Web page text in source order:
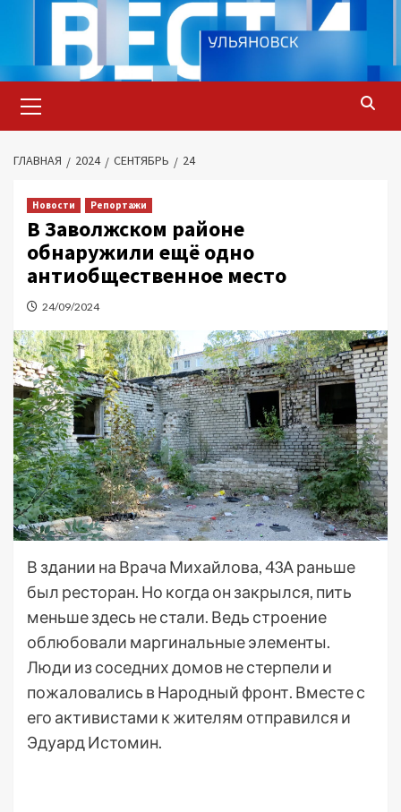
содержимому
меню
ГЛАВНАЯ 2024 СЕНТЯБРЬ 24
Новости Репортажи
В Заволжском районе
обнаружили ещё одно
антиобщественное место
24/09/2024
В здании на Врача Михайлова, 43А раньше
был ресторан. Но когда он закрылся, пить
меньше здесь не стали. Ведь строение
облюбовали маргинальные элементы.
Люди из соседних домов не стерпели и
пожаловались в Народный фронт. Вместе с
его активистами к жителям отправился и
Эдуард Истомин.